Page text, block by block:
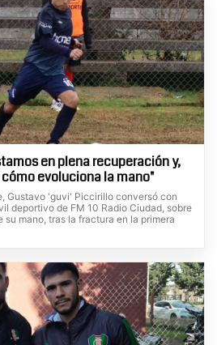
en plena recuperación y,
evoluciona la mano"
Gustavo 'guvi' Piccirillo conversó con
deportivo de FM 10 Radio Ciudad, sobre
mano, tras la fractura en la primera